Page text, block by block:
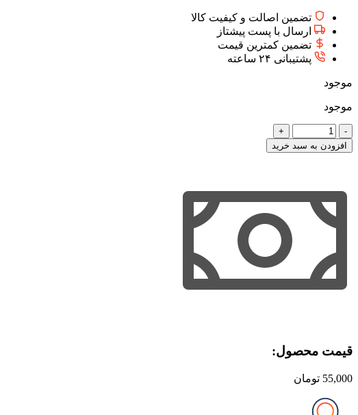
تضمین اصالت و کیفیت کالا
ارسال با پست پیشتاز
تضمین کمترین قیمت
پشتیبانی ۲۴ ساعته
موجود
موجود
ماشین
عملیاتی
عدد
افزودن به سبد خرید
قیمت محصول:​
55,000 تومان